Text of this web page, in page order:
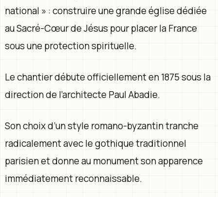
national » : construire une grande église dédiée
au Sacré-Cœur de Jésus pour placer la France
sous une protection spirituelle.
Le chantier débute officiellement en 1875 sous la
direction de l’architecte Paul Abadie.
Son choix d’un style romano-byzantin tranche
radicalement avec le gothique traditionnel
parisien et donne au monument son apparence
immédiatement reconnaissable.